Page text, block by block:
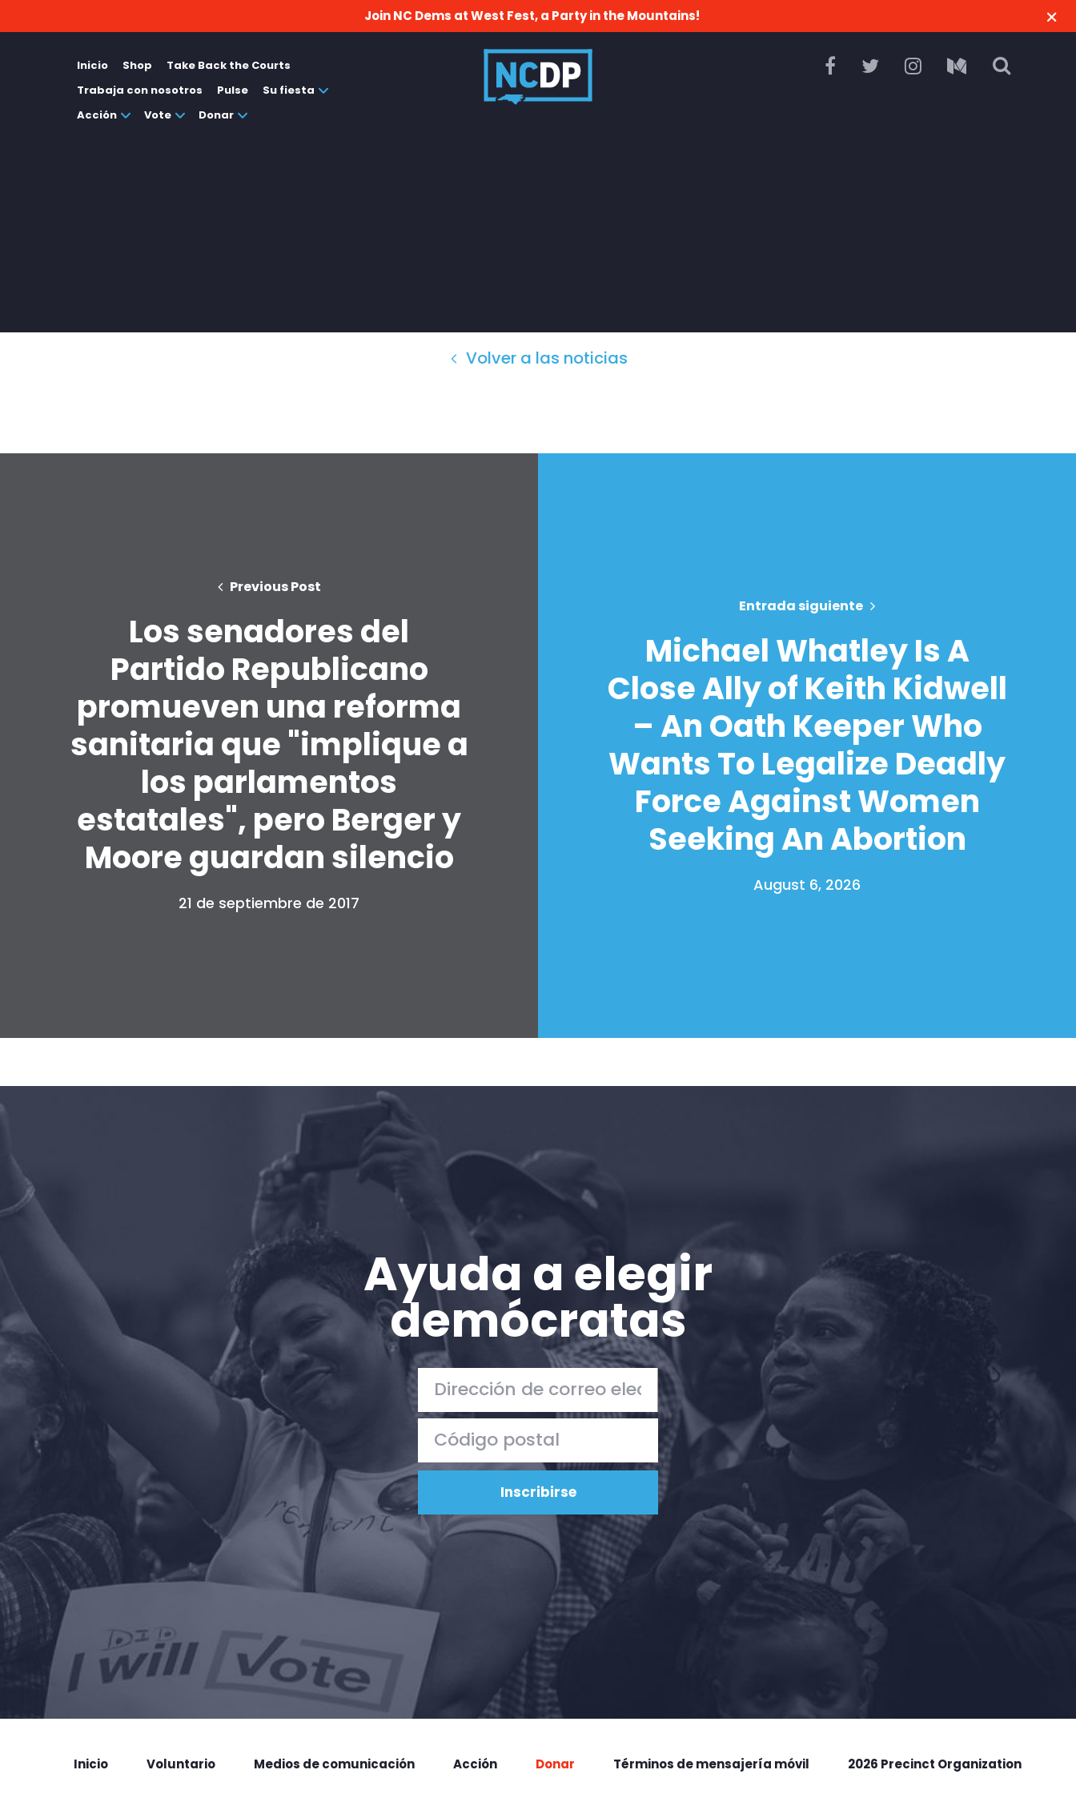
Take Back the Courts
Trabaja con nosotros
Pulse
Donar
Join NC Dems at West Fest, a Party in the Mountains!
Inicio Shop
Take Back the Courts
Trabaja con nosotros
Pulse
Su fiesta
Acción
Vote Donar
Volver a las noticias
Previous Post
Los senadores del
Partido Republicano
promueven una reforma
sanitaria que "implique a
los parlamentos
estatales", pero Berger y
Moore guardan silencio
21 de septiembre de 2017
Entrada siguiente
Michael Whatley Is A
Close Ally of Keith Kidwell
– An Oath Keeper Who
Wants To Legalize Deadly
Force Against Women
Seeking An Abortion
August 6, 2026
Ayuda a elegir
demócratas
Inicio Voluntario Medios de comunicación Acción Donar Términos de mensajería móvil 2026 Precinct Organization